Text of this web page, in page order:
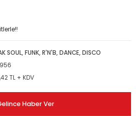
SOUL, FUNK, R'N'B, DANCE, DISCO
TL + KDV
Haber Ver